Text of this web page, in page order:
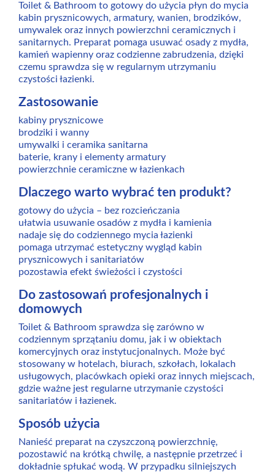
Toilet & Bathroom to gotowy do użycia płyn do mycia
kabin prysznicowych, armatury, wanien, brodzików,
umywalek oraz innych powierzchni ceramicznych i
sanitarnych. Preparat pomaga usuwać osady z mydła,
kamień wapienny oraz codzienne zabrudzenia, dzięki
czemu sprawdza się w regularnym utrzymaniu
czystości łazienki.
Zastosowanie
kabiny prysznicowe
brodziki i wanny
umywalki i ceramika sanitarna
baterie, krany i elementy armatury
powierzchnie ceramiczne w łazienkach
Dlaczego warto wybrać ten produkt?
gotowy do użycia – bez rozcieńczania
ułatwia usuwanie osadów z mydła i kamienia
nadaje się do codziennego mycia łazienki
pomaga utrzymać estetyczny wygląd kabin
prysznicowych i sanitariatów
pozostawia efekt świeżości i czystości
Do zastosowań profesjonalnych i
domowych
Toilet & Bathroom sprawdza się zarówno w
codziennym sprzątaniu domu, jak i w obiektach
komercyjnych oraz instytucjonalnych. Może być
stosowany w hotelach, biurach, szkołach, lokalach
usługowych, placówkach opieki oraz innych miejscach,
gdzie ważne jest regularne utrzymanie czystości
sanitariatów i łazienek.
Sposób użycia
Nanieść preparat na czyszczoną powierzchnię,
pozostawić na krótką chwilę, a następnie przetrzeć i
dokładnie spłukać wodą. W przypadku silniejszych